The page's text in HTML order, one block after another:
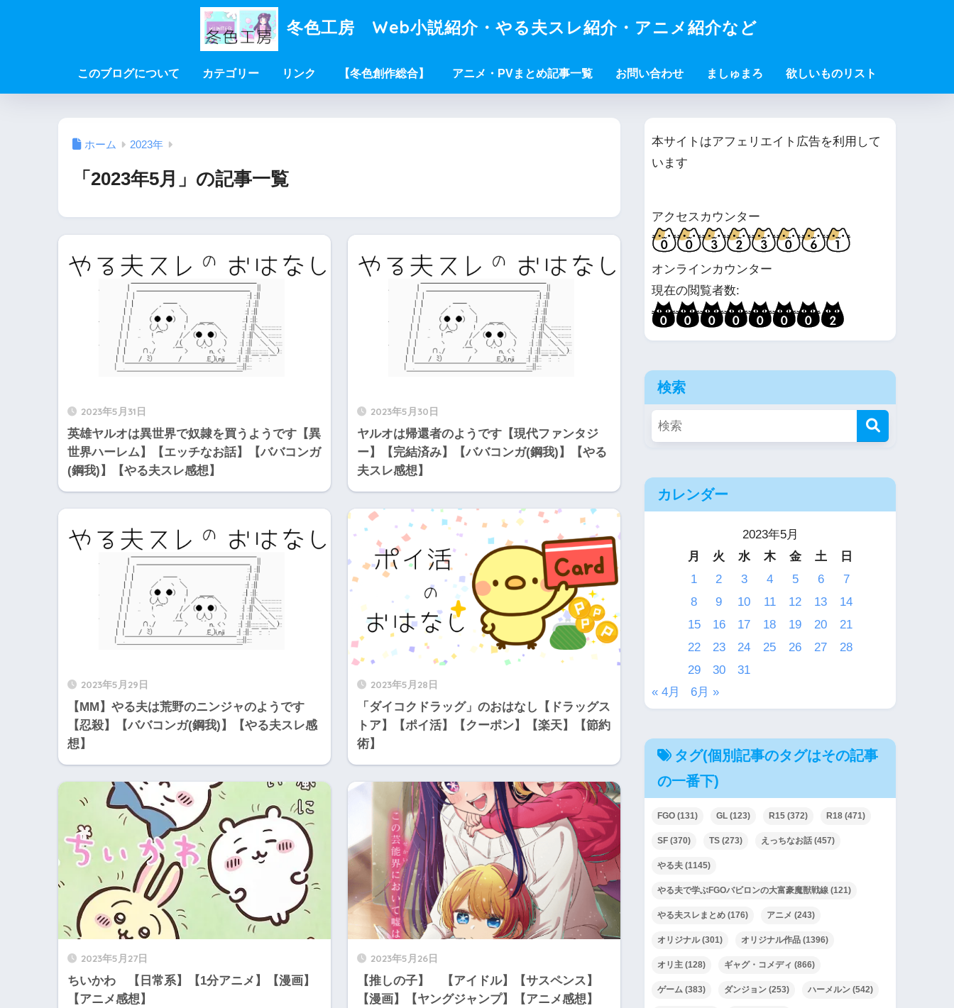
冬色工房 Web小説紹介・やる夫スレ紹介・アニメ紹介など
このブログについて カテゴリー リンク 【冬色創作総合】 アニメ・PVまとめ記事一覧 お問い合わせ ましゅまろ 欲しいものリスト
ホーム 2023年
「2023年5月」の記事一覧
2023年5月31日
英雄ヤルオは異世界で奴隷を買うようです【異
世界ハーレム】【エッチなお話】【ババコンガ
(鋼我)】【やる夫スレ感想】
2023年5月30日
ヤルオは帰還者のようです【現代ファンタジ
ー】【完結済み】【ババコンガ(鋼我)】【やる
夫スレ感想】
2023年5月29日
【MM】やる夫は荒野のニンジャのようです
【忍殺】【ババコンガ(鋼我)】【やる夫スレ感
想】
2023年5月28日
「ダイコクドラッグ」のおはなし【ドラッグス
トア】【ポイ活】【クーポン】【楽天】【節約
術】
2023年5月27日
ちいかわ 【日常系】【1分アニメ】【漫画】
【アニメ感想】
2023年5月26日
【推しの子】 【アイドル】【サスペンス】
【漫画】【ヤングジャンプ】【アニメ感想】
本サイトはアフェリエイト広告を利用して
います
アクセスカウンター
オンラインカウンター
現在の閲覧者数:
検索
カレンダー
2023年5月
月
火 水 木 金 土
日
1
2 3 4 5 6
7
8
9 10 11 12 13
14
15
16 17 18 19 20
21
22
23 24 25 26 27
28
29
30
31
« 4月
6月 »
タグ(個別記事のタグはその記事
の一番下)
FGO (131) GL (123) R15 (372) R18 (471)
SF (370) TS (273) えっちなお話 (457)
やる夫 (1145)
やる夫で学ぶFGOバビロンの大富豪魔獣戦線 (121)
やる夫スレまとめ (176) アニメ (243)
オリジナル(301) オリジナル作品 (1396)
オリ主 (128) ギャグ・コメディ (866)
ゲーム (383) ダンジョン (253) ハーメルン (542)